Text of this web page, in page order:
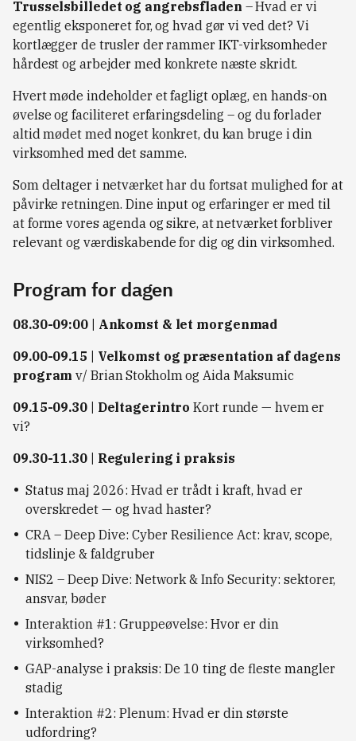
Trusselsbilledet og angrebsfladen – Hvad er vi
egentlig eksponeret for, og hvad gør vi ved det? Vi
kortlægger de trusler der rammer IKT-virksomheder
hårdest og arbejder med konkrete næste skridt.
Hvert møde indeholder et fagligt oplæg, en hands-on
øvelse og faciliteret erfaringsdeling – og du forlader
altid mødet med noget konkret, du kan bruge i din
virksomhed med det samme.
Som deltager i netværket har du fortsat mulighed for at
påvirke retningen. Dine input og erfaringer er med til
at forme vores agenda og sikre, at netværket forbliver
relevant og værdiskabende for dig og din virksomhed.
Program for dagen
08.30-09:00 | Ankomst & let morgenmad
09.00-09.15 | Velkomst og præsentation af dagens
program v/ Brian Stokholm og Aida Maksumic
09.15-09.30 | Deltagerintro Kort runde — hvem er
vi?
09.30-11.30 | Regulering i praksis
Status maj 2026: Hvad er trådt i kraft, hvad er
overskredet — og hvad haster?
CRA – Deep Dive: Cyber Resilience Act: krav, scope,
tidslinje & faldgruber
NIS2 – Deep Dive: Network & Info Security: sektorer,
ansvar, bøder
Interaktion #1: Gruppeøvelse: Hvor er din
virksomhed?
GAP-analyse i praksis: De 10 ting de fleste mangler
stadig
Interaktion #2: Plenum: Hvad er din største
udfordring?